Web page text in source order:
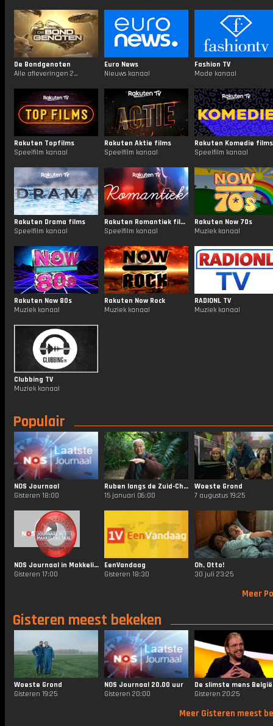
De Bondgenoten
Alle afleveringen 24/7
Euro News
Nieuws kanaal
Fashion TV
Mode kanaal
Rakuten Topfilms
Speelfilm kanaal
Rakuten Aktie films
Speelfilm kanaal
Rakuten Komedie films
Speelfilm kanaal
Rakuten Drama films
Speelfilm kanaal
Rakuten Romantiek films
Speelfilm kanaal
Rakuten Now 70s
Muziek kanaal
Rakuten Now 80s
Muziek kanaal
Rakuten Now Rock
Muziek kanaal
RADIONL TV
Muziek kanaal
Clubbing TV
Muziek kanaal
Populair
NOS Journaal
Gisteren 18:00
Ruben langs de Zuid-Chinese Zee
15 januari 06:00
Woeste Grond
7 augustus 19:25
NOS Journaal in Makkelijke Taal
Gisteren 17:00
EenVandaag
Gisteren 18:30
Oh, Otto!
30 juli 23:25
Meer
Gisteren meest bekeken
Woeste Grond
Gisteren 19:25
NOS Journaal 20.00 uur
Gisteren 20:00
De slimste mens België
Gisteren 20:25
Meer Gisteren meest